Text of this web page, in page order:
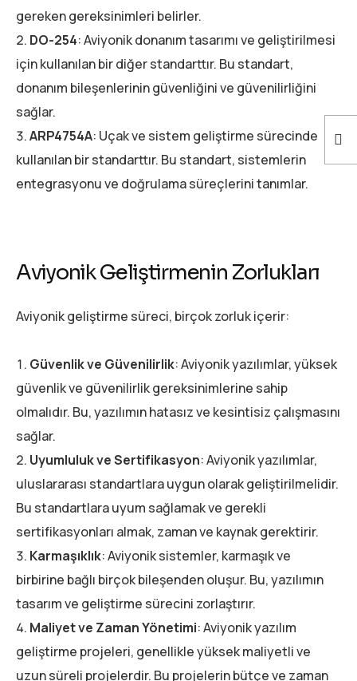
gereken gereksinimleri belirler.
DO-254: Aviyonik donanım tasarımı ve geliştirilmesi
için kullanılan bir diğer standarttır. Bu standart,
donanım bileşenlerinin güvenliğini ve güvenilirliğini
sağlar.
ARP4754A: Uçak ve sistem geliştirme sürecinde
kullanılan bir standarttır. Bu standart, sistemlerin
entegrasyonu ve doğrulama süreçlerini tanımlar.
Aviyonik Geliştirmenin Zorlukları
Aviyonik geliştirme süreci, birçok zorluk içerir:
Güvenlik ve Güvenilirlik: Aviyonik yazılımlar, yüksek
güvenlik ve güvenilirlik gereksinimlerine sahip
olmalıdır. Bu, yazılımın hatasız ve kesintisiz çalışmasını
sağlar.
Uyumluluk ve Sertifikasyon: Aviyonik yazılımlar,
uluslararası standartlara uygun olarak geliştirilmelidir.
Bu standartlara uyum sağlamak ve gerekli
sertifikasyonları almak, zaman ve kaynak gerektirir.
Karmaşıklık: Aviyonik sistemler, karmaşık ve
birbirine bağlı birçok bileşenden oluşur. Bu, yazılımın
tasarım ve geliştirme sürecini zorlaştırır.
Maliyet ve Zaman Yönetimi: Aviyonik yazılım
geliştirme projeleri, genellikle yüksek maliyetli ve
uzun süreli projelerdir. Bu projelerin bütçe ve zaman